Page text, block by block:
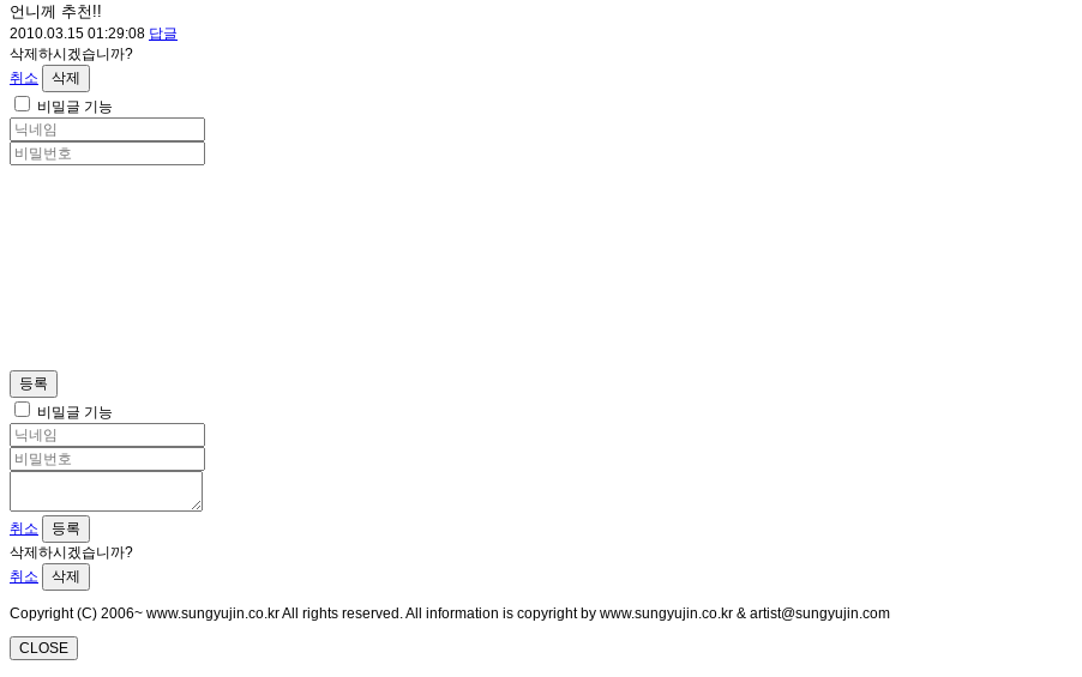
언니께 추천!!
2010.03.15 01:29:08 답글
삭제하시겠습니까?
취소
삭제
비밀글 기능
등록
비밀글 기능
취소
등록
삭제하시겠습니까?
취소
삭제
Copyright (C) 2006~ www.sungyujin.co.kr All rights reserved. All information is copyright by www.sungyujin.co.kr & artist@sungyujin.com
CLOSE